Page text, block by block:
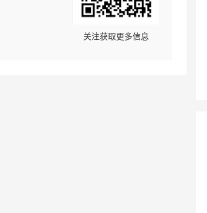
关注获取更多信息